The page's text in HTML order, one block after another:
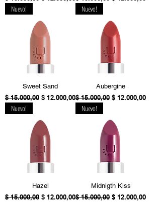
Nuevo!
Sweet Sand
Precio
$ 15.000,00 Precio de oferta
$ 12.000,00
Nuevo!
Aubergine
Precio
$ 15.000,00 Precio de oferta
$ 12.000,00
Nuevo!
Hazel
Precio
$ 15.000,00 Precio de oferta
$ 12.000,00
Nuevo!
Midnigth Kiss
Precio
$ 15.000,00 Precio de oferta
$ 12.000,00